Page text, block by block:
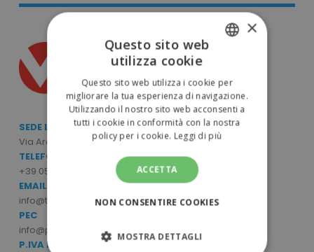
SEDE LEGALE E OPERATIVA
Via Archimede Bellatalla, 7/9 - 56121 Ospedaletto (PI)
TELEFONO
+39 050 6390770
EMAIL
info@tuttodapersonalizzare.it
PEC
info@pec.mcpromo.it
P.IVA E CODICE FISCALE
ENGLISH
×
Questo sito web
utilizza cookie
Questo sito web utilizza i cookie per
migliorare la tua esperienza di navigazione.
Utilizzando il nostro sito web acconsenti a
tutti i cookie in conformità con la nostra
policy per i cookie. Leggi di più
ACCETTA
NON CONSENTIRE COOKIES
MOSTRA DETTAGLI